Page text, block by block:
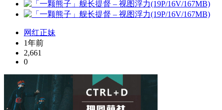
网红正妹
1年前
2,661
0